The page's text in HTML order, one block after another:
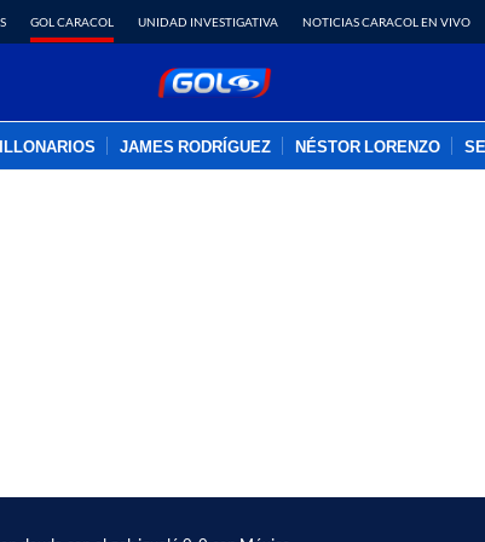
GOL CARACOL UNIDAD INVESTIGATIVA NOTICIAS CARACOL EN VIVO
JAMES RODRÍGUEZ NÉSTOR LORENZO